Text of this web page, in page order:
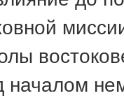
началом